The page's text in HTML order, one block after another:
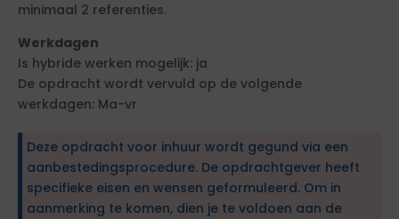
minimaal 2 referenties.
Werkdagen
Is hybride werken mogelijk: ja
De opdracht wordt vervuld op de volgende
werkdagen: Ma-vr
Deze opdracht voor inhuur wordt gegund via een
aanbestedingsprocedure. De opdrachtgever heeft
specifieke eisen en wensen geformuleerd. Om in
aanmerking te komen, dien je te voldoen aan de